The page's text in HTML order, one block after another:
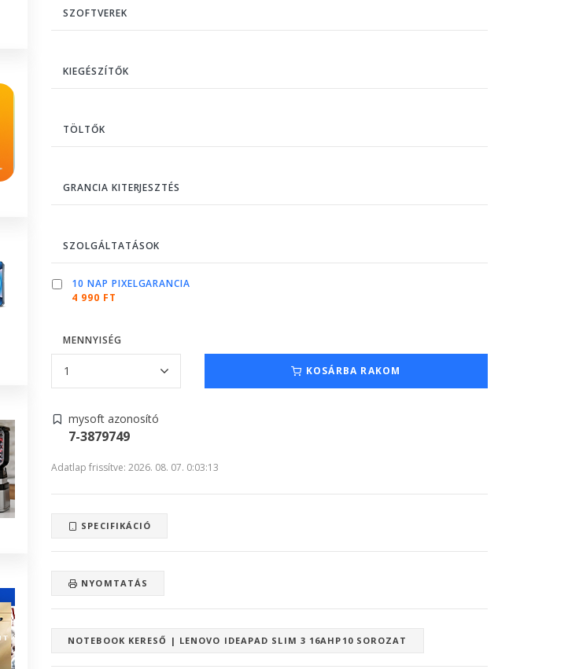
SZOFTVEREK
KIEGÉSZÍTŐK
TÖLTŐK
GRANCIA KITERJESZTÉS
SZOLGÁLTATÁSOK
10 NAP PIXELGARANCIA
4 990 FT
MENNYISÉG
KOSÁRBA RAKOM
mysoft azonosító
7-3879749
Adatlap frissítve: 2026. 08. 07. 0:03:13
SPECIFIKÁCIÓ
NYOMTATÁS
NOTEBOOK KERESŐ | LENOVO IDEAPAD SLIM 3 16AHP10 SOROZAT